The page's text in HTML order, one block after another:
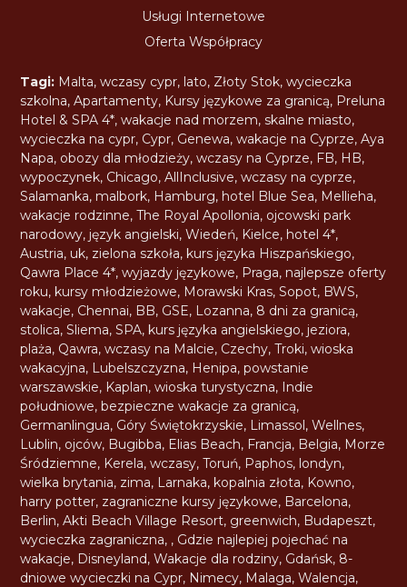
Usługi Internetowe
Oferta Współpracy
Tagi: Malta,wczasy cypr, lato, Złoty Stok,wycieczka
szkolna,Apartamenty, Kursy językowe za granicą, Preluna
Hotel & SPA 4*,wakacje nad morzem,skalne miasto,
wycieczka na cypr, Cypr, Genewa,wakacje na Cyprze,Aya
Napa, obozy dla młodzieży,wczasy na Cyprze, FB, HB,
wypoczynek, Chicago,AllInclusive,wczasy na cyprze,
Salamanka, malbork, Hamburg, hotel Blue Sea, Mellieha,
wakacje rodzinne,The Royal Apollonia, ojcowski park
narodowy, język angielski,Wiedeń, Kielce, hotel 4*,
Austria, uk, zielona szkoła, kurs języka Hiszpańskiego,
Qawra Place 4*,wyjazdy językowe, Praga, najlepsze oferty
roku, kursy młodzieżowe, Morawski Kras,Sopot, BWS,
wakacje, Chennai, BB, GSE, Lozanna, 8 dni za granicą,
stolica,Sliema,SPA, kurs języka angielskiego, jeziora,
plaża, Qawra,wczasy na Malcie, Czechy,Troki,wioska
wakacyjna, Lubelszczyzna, Henipa,powstanie
warszawskie, Kaplan,wioska turystyczna, Indie
południowe,bezpieczne wakacje za granicą,
Germanlingua, Góry Świętokrzyskie, Limassol,Wellnes,
Lublin, ojców, Bugibba, Elias Beach, Francja, Belgia, Morze
Śródziemne, Kerela,wczasy,Toruń, Paphos, londyn,
wielka brytania, zima, Larnaka, kopalnia złota, Kowno,
harry potter, zagraniczne kursy językowe, Barcelona,
Berlin,Akti Beach Village Resort, greenwich, Budapeszt,
wycieczka zagraniczna, , Gdzie najlepiej pojechać na
wakacje, Disneyland,Wakacje dla rodziny, Gdańsk, 8-
dniowe wycieczki na Cypr, Nimecy, Malaga,Walencja,